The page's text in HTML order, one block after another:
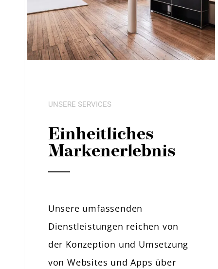
UNSERE SERVICES
Einheitliches
Markenerlebnis
Unsere umfassenden
Dienstleistungen reichen von
der Konzeption und Umsetzung
von Websites und Apps über